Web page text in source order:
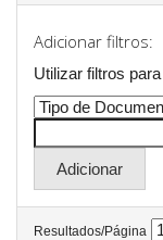
Adicionar filtros:
Utilizar filtros
Resultados/Página